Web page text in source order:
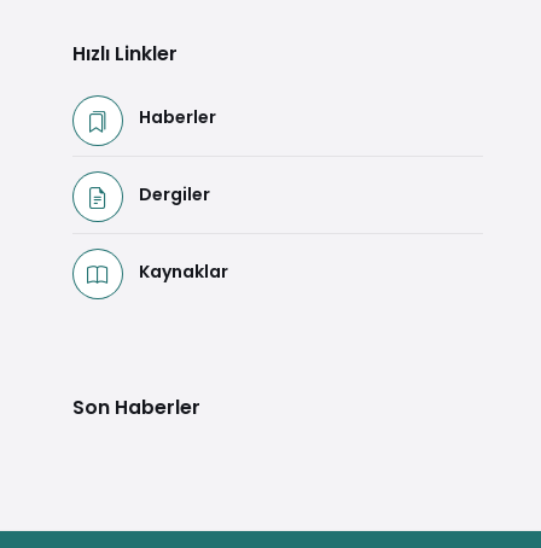
Hızlı Linkler
Haberler
Dergiler
Kaynaklar
Son Haberler